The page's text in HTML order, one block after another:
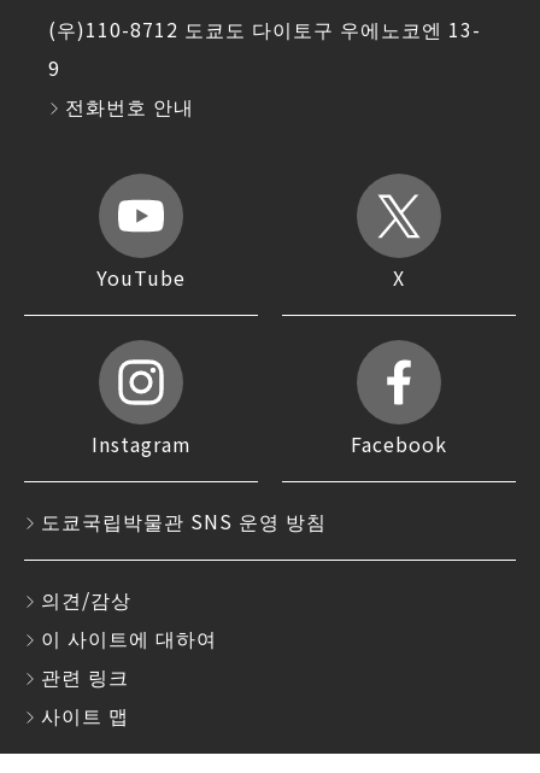
(우)110-8712 도쿄도 다이토구 우에노코엔 13-
9
전화번호 안내
YouTube X
Instagram Facebook
도쿄국립박물관 SNS 운영 방침
의견/감상
이 사이트에 대하여
관련 링크
사이트 맵